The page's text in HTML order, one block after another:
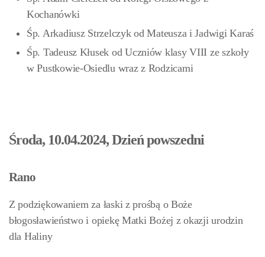
Kochanówki
Śp. Arkadiusz Strzelczyk od Mateusza i Jadwigi Karaś
Śp. Tadeusz Kłusek od Uczniów klasy VIII ze szkoły
w Pustkowie-Osiedlu wraz z Rodzicami
Środa, 10.04.2024, Dzień powszedni
Rano
Z podziękowaniem za łaski z prośbą o Boże
błogosławieństwo i opiekę Matki Bożej z okazji urodzin
dla Haliny